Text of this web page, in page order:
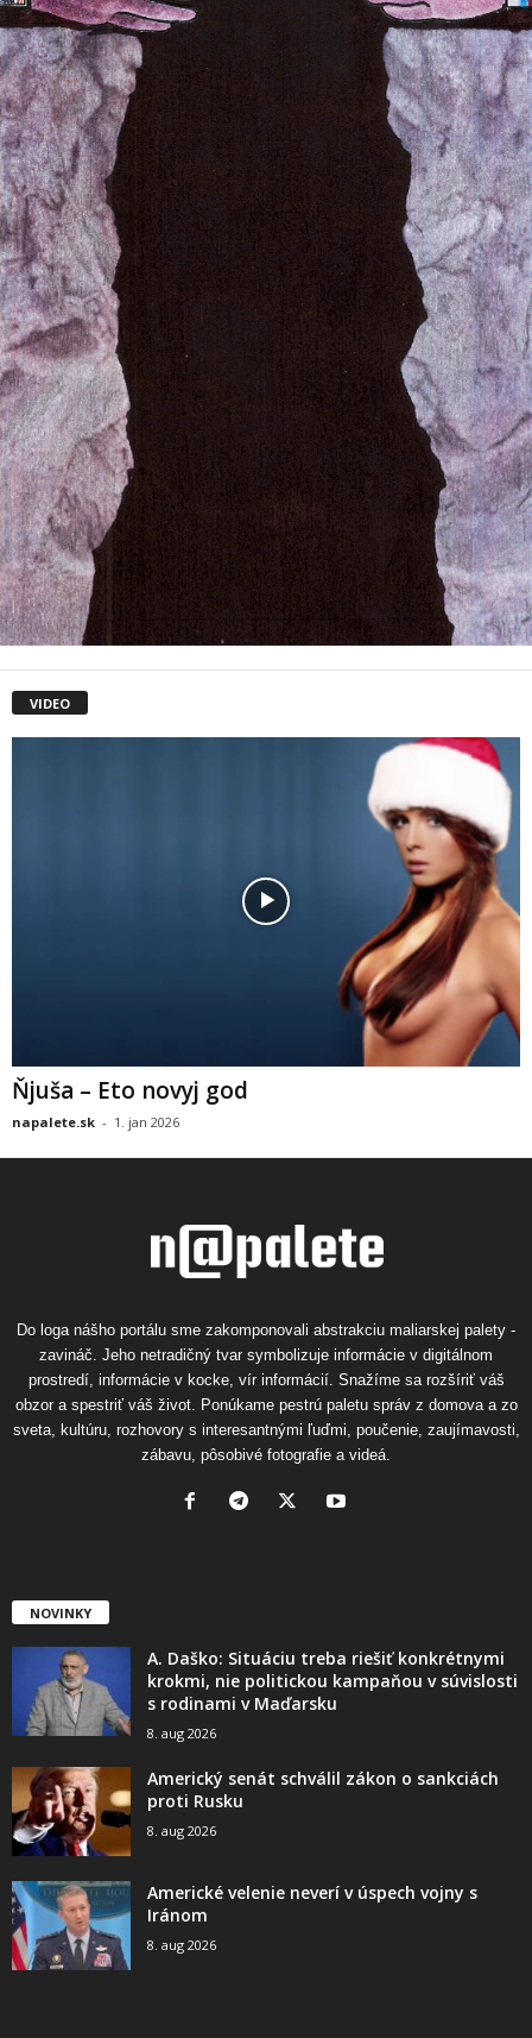
VIDEO
Ňjuša – Eto novyj god
napalete.sk - 1. jan 2026
Do loga nášho portálu sme zakomponovali abstrakciu maliarskej palety -
zavináč. Jeho netradičný tvar symbolizuje informácie v digitálnom
prostredí, informácie v kocke, vír informácií. Snažíme sa rozšíriť váš
obzor a spestriť váš život. Ponúkame pestrú paletu správ z domova a zo
sveta, kultúru, rozhovory s interesantnými ľuďmi, poučenie, zaujímavosti,
zábavu, pôsobivé fotografie a videá.
NOVINKY
A. Daško: Situáciu treba riešiť konkrétnymi
krokmi, nie politickou kampaňou v súvislosti
s rodinami v Maďarsku
8. aug 2026
Americký senát schválil zákon o sankciách
proti Rusku
8. aug 2026
Americké velenie neverí v úspech vojny s
Iránom
8. aug 2026